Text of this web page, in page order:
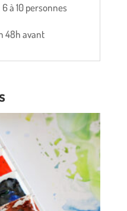
à 10 personnes
48h avant